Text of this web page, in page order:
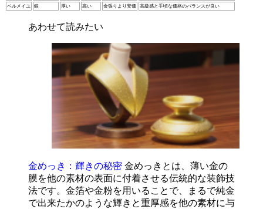
ベルメイユ
銀 厚い 高い 金張りより安価 高級感と手頃な価格のバランスが良い
あわせて読みたい
金めっき：輝きの秘密 金めっきとは、薄い金の
膜を他の素材の表面に付着させる伝統的な装飾技
法です。金箔や金粉を用いることで、まるで純金
で出来たかのような輝きと重厚感を他の素材に与